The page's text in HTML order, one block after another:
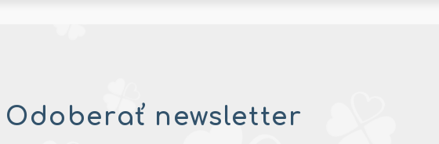
Odoberať newsletter